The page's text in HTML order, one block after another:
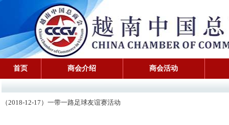
首页 商会介绍 商会活动
（2018-12-17）一带一路足球友谊赛活动